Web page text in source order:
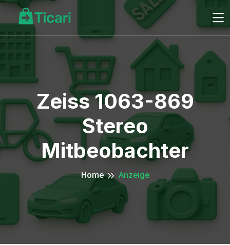
Zeiss 1063-869
Stereo
Mitbeobachter
Home Anzeige